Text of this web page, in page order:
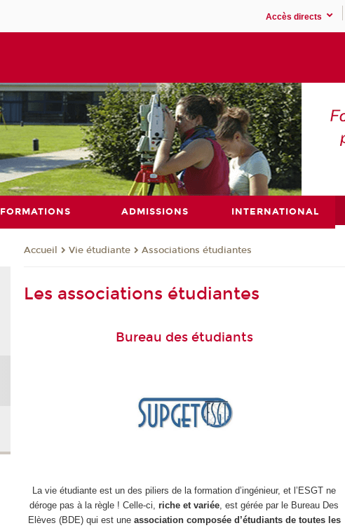
Accès directs
FORMATIONS ADMISSIONS INTERNATIONAL
Accueil Vie étudiante Associations étudiantes
Les associations étudiantes
Bureau des étudiants
La vie étudiante est un des piliers de la formation d’ingénieur, et l’ESGT ne
déroge pas à la règle ! Celle-ci,riche et variée , est gérée par le Bureau Des
Elèves (BDE) qui est une association composée d’étudiants de toutes les